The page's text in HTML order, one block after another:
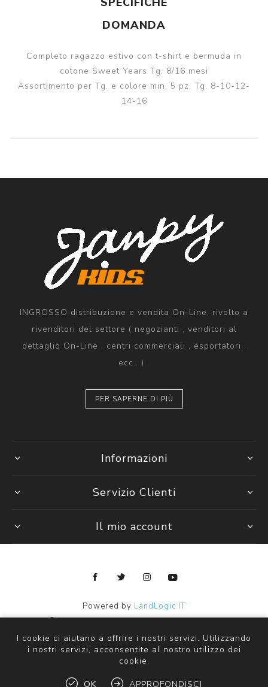
DOMANDA
Completo ragazzo estivo con t-shirt e bermuda in
cotone Sweet Years Tg. 8/16 mesi
Assortimento per Tg. e colore min. 5 pz. Tg. 8-10-12-
14-16
INGROSSO distribuzione e vendita On-Line, rivolto a
rivenditori del settore ( negozianti , venditori al
dettaglio On-Line , centri commerciali , esportatori ,
ecc.. ) .
PER SAPERNE DI PIÙ
Informazioni
Servizio Clienti
Il mio account
Powered by LandLogic IT
Copyright © 2026 Janpy Kids ingrosso abbigliamento bambini.
Tutti i diritti riservati
I cookie ci aiutano a offrire i nostri servizi. Utilizzando
i nostri servizi, acconsentite al nostro utilizzo dei
cookie.
OK APPROFONDISCI